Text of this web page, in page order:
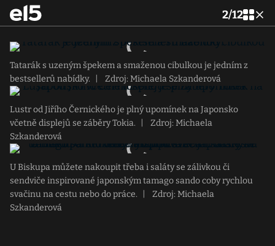
2/12
Tatarák s uzeným špekem a smaženou cibulkou je jedním z
bestsellerů nabídky.
Zdroj: Michaela Szkanderová
Lustr od Jiřího Černického je plný upomínek na Japonsko
včetně displejů se záběry Tokia.
Zdroj: Michaela
Szkanderová
U Biskupa můžete nakoupit třeba i saláty se zálivkou či
sendviče inspirované japonským tamago sando coby rychlou
svačinu na cestu nebo do práce.
Zdroj: Michaela
Szkanderová